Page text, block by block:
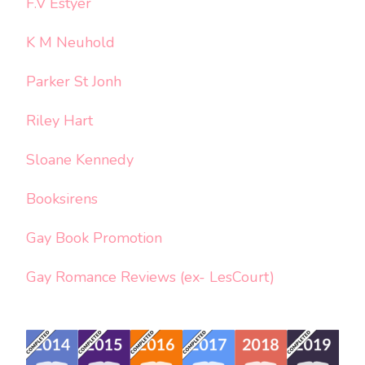
K M Neuhold
Parker St Jonh
Riley Hart
Sloane Kennedy
Booksirens
Gay Book Promotion
Gay Romance Reviews (ex- LesCourt)